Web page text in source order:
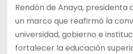
Rendón de Anaya, presidenta
un marco que reafirmó la
universidad, gobierno e
fortalecer la educación